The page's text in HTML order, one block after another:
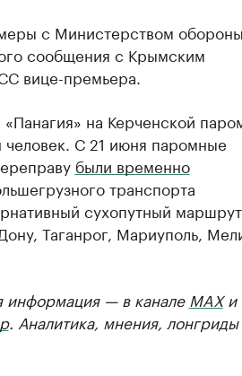
с Министерством
сообщения с Крымским
вице-премьера.
на Керченской
С 21 июня паромные
были временно
транспорта
сухопутный
Таганрог, Мариуполь,
информация — в канале MAXи
. Аналитика, мнения,